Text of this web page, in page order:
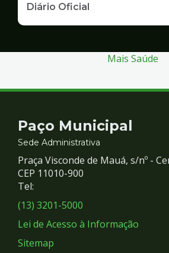
Diário Oficial
Mais Saúde
Contato
e
Redes
Sociais
Paço Municipal
Sede Administrativa
Praça Visconde de Mauá, s/nº -
CEP 11010-900
Tel:
(13) 3201-5000
Lei de Acesso à Informação
Sitemap